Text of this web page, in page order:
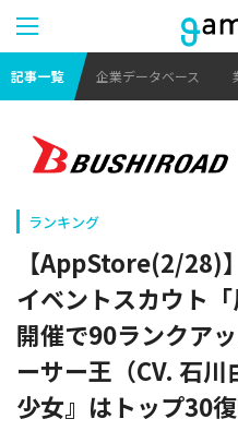
記事一覧 企業データベース
ランキング
【AppStore(2/28)
イベントスカウト「
開催で90ランクア
ーサー王（CV. 石
少女』はトップ30